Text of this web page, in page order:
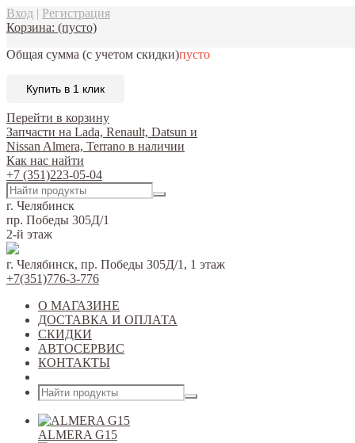
Вход | Регистрация
Корзина: (пусто)
Общая сумма (с учетом скидки)пусто
Купить в 1 клик
Перейти в корзину
Запчасти на Lada, Renault, Datsun и
Nissan Almera, Terrano в наличии
Как нас найти
+7 (351)223-05-04
г. Челябинск
пр. Победы 305Д/1
2-й этаж
г. Челябинск, пр. Победы 305Д/1, 1 этаж
+7(351)776-3-776
О МАГАЗИНЕ
ДОСТАВКА И ОПЛАТА
СКИДКИ
АВТОСЕРВИС
КОНТАКТЫ
ALMERA G15